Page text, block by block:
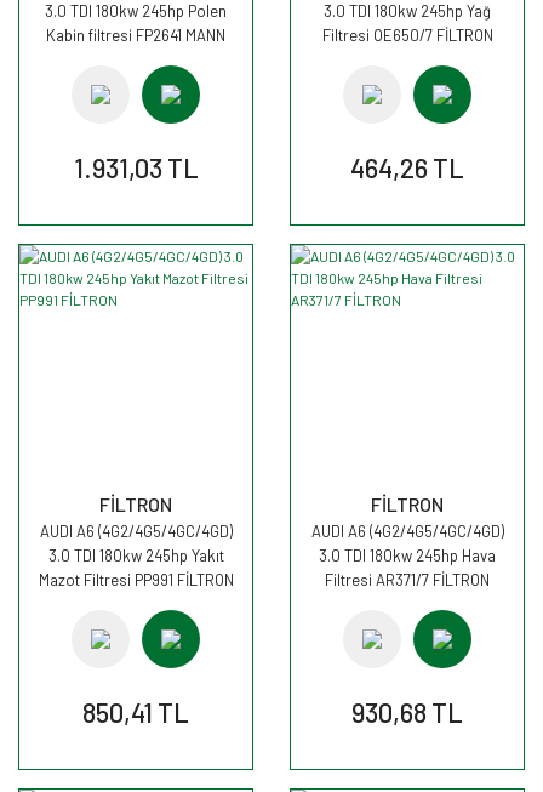
3.0 TDI 180kw 245hp Polen
Kabin filtresi FP2641 MANN
1.931,03 TL
3.0 TDI 180kw 245hp Yağ
Filtresi OE650/7 FİLTRON
464,26 TL
FİLTRON
AUDI A6 (4G2/4G5/4GC/4GD)
3.0 TDI 180kw 245hp Yakıt
Mazot Filtresi PP991 FİLTRON
850,41 TL
FİLTRON
AUDI A6 (4G2/4G5/4GC/4GD)
3.0 TDI 180kw 245hp Hava
Filtresi AR371/7 FİLTRON
930,68 TL